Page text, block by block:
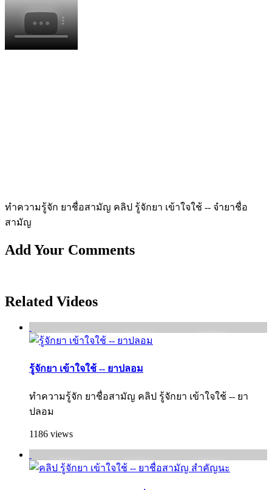
ทำความรู้จัก ยาชื่อสามัญ คลิป รู้จักยา เข้าใจใช้ -- จำยาชื่อ
สามัญ
Add Your Comments
Related Videos
รู้จักยา เข้าใจใช้ -- ยาปลอม
ทำความรู้จัก ยาชื่อสามัญ คลิป รู้จักยา เข้าใจใช้ -- ยา
ปลอม
1186 views